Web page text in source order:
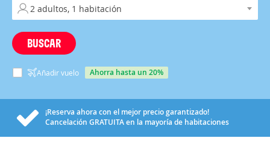
BUSCAR
Añadir vuelo ahorra hasta un 20%
¡Reserva ahora con el mejor precio garantizado!
Cancelación GRATUITAen la mayoría de habitaciones